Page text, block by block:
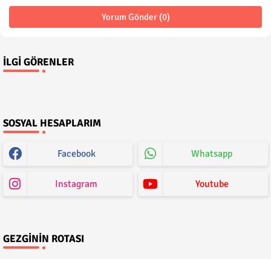
Yorum Gönder (0)
İLGI GÖRENLER
SOSYAL HESAPLARIM
Facebook Whatsapp
Instagram Youtube
GEZGININ ROTASI